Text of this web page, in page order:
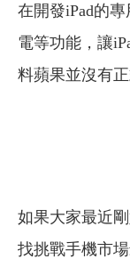
在開發iPad的
電等功能，讓
料蘋果並沒有正
如果大家最近
找挑戰手機市